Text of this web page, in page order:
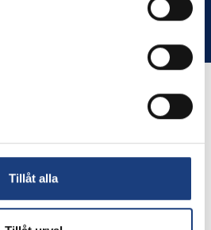
Tillåt alla
oss gärna men glöm inte att ange